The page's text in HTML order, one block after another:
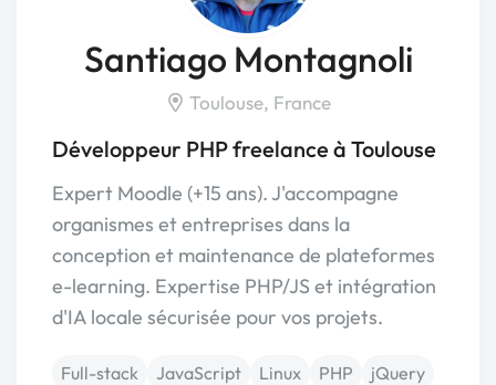
Santiago Montagnoli
Toulouse, France
Développeur PHP freelance à Toulouse
Expert Moodle (+15 ans). J'accompagne
organismes et entreprises dans la
conception et maintenance de plateformes
e-learning. Expertise PHP/JS et intégration
d'IA locale sécurisée pour vos projets.
Full-stack JavaScript Linux PHP
jQuery